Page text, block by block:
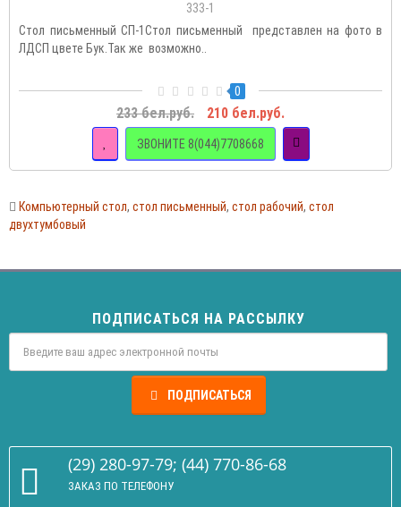
333-1
Стол письменный СП-1Стол письменный представлен на фото в
ЛДСП цвете Бук.Так же возможно..
0
233 бел.руб. 210 бел.руб.
ЗВОНИТЕ 8(044)7708668
Компьютерный стол, стол письменный, стол рабочий, стол
двухтумбовый
ПОДПИСАТЬСЯ НА РАССЫЛКУ
ПОДПИСАТЬСЯ
(29) 280-97-79; (44) 770-86-68
ЗАКАЗ ПО ТЕЛЕФОНУ